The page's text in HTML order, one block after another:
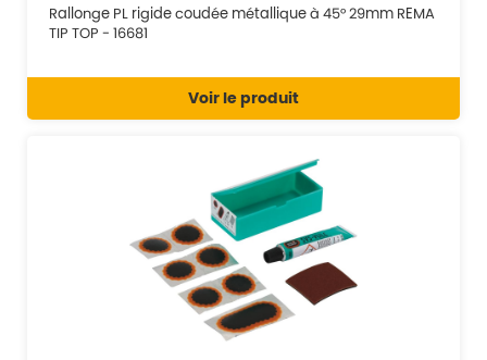
Rallonge PL rigide coudée métallique à 45° 29mm REMA
TIP TOP - 16681
Voir le produit